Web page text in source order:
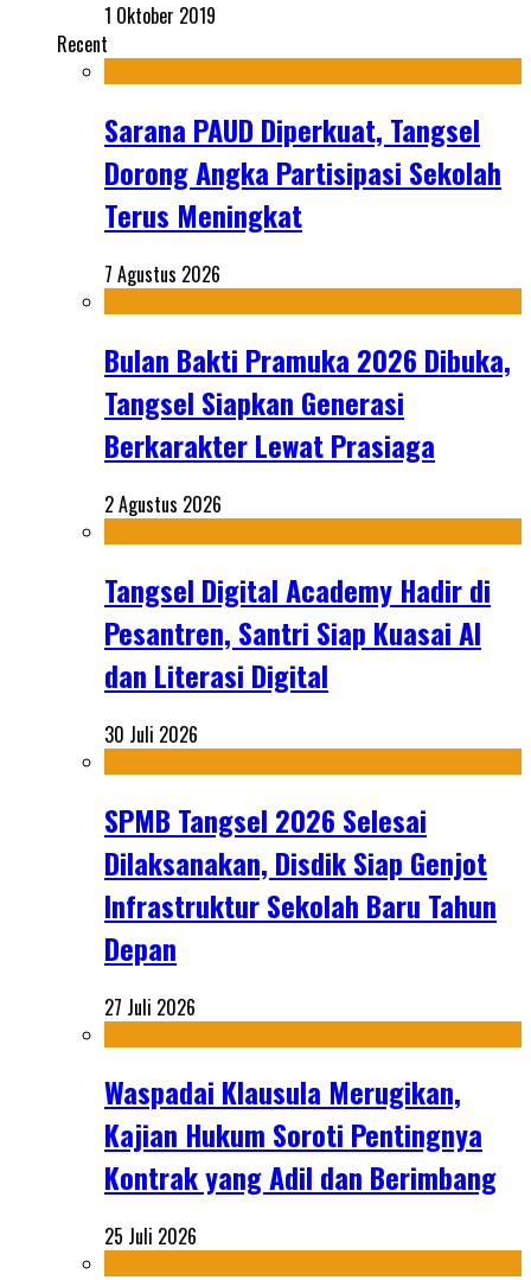
1 Oktober 2019
Recent
Sarana PAUD Diperkuat, Tangsel
Dorong Angka Partisipasi Sekolah
Terus Meningkat
7 Agustus 2026
Bulan Bakti Pramuka 2026 Dibuka,
Tangsel Siapkan Generasi
Berkarakter Lewat Prasiaga
2 Agustus 2026
Tangsel Digital Academy Hadir di
Pesantren, Santri Siap Kuasai AI
dan Literasi Digital
30 Juli 2026
SPMB Tangsel 2026 Selesai
Dilaksanakan, Disdik Siap Genjot
Infrastruktur Sekolah Baru Tahun
Depan
27 Juli 2026
Waspadai Klausula Merugikan,
Kajian Hukum Soroti Pentingnya
Kontrak yang Adil dan Berimbang
25 Juli 2026